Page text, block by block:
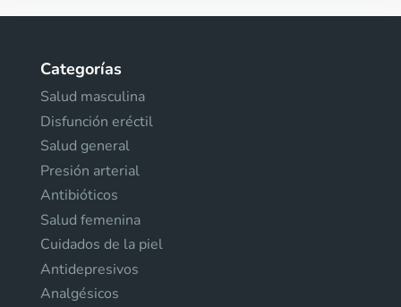
Categorías
Salud masculina
Disfunción eréctil
Salud general
Presión arterial
Antibióticos
Salud femenina
Cuidados de la piel
Antidepresivos
Analgésicos